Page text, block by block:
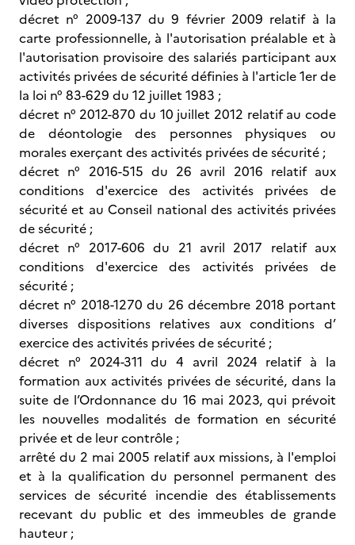
décret n° 2009-137 du 9 février 2009 relatif à la
carte professionnelle, à l'autorisation préalable et à
l'autorisation provisoire des salariés participant aux
activités privées de sécurité définies à l'article 1er de
la loi n° 83-629 du 12 juillet 1983 ;
décret n° 2012-870 du 10 juillet 2012 relatif au code
de déontologie des personnes physiques ou
morales exerçant des activités privées de sécurité ;
décret n° 2016-515 du 26 avril 2016 relatif aux
conditions d'exercice des activités privées de
sécurité et au Conseil national des activités privées
de sécurité ;
décret n° 2017-606 du 21 avril 2017 relatif aux
conditions d'exercice des activités privées de
sécurité ;
décret n° 2018-1270 du 26 décembre 2018 portant
diverses dispositions relatives aux conditions d’
exercice des activités privées de sécurité ;
décret n° 2024-311 du 4 avril 2024 relatif à la
formation aux activités privées de sécurité, dans la
suite de l’Ordonnance du 16 mai 2023, qui prévoit
les nouvelles modalités de formation en sécurité
privée et de leur contrôle ;
arrêté du 2 mai 2005 relatif aux missions, à l'emploi
et à la qualification du personnel permanent des
services de sécurité incendie des établissements
recevant du public et des immeubles de grande
hauteur ;